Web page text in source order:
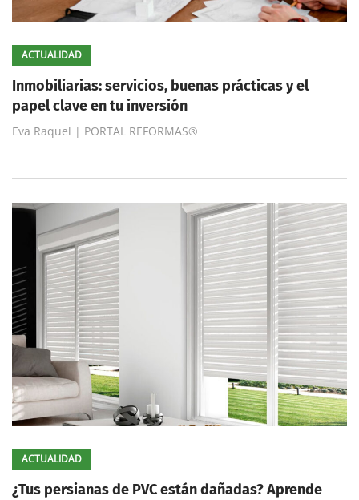
ACTUALIDAD
Inmobiliarias: servicios, buenas prácticas y el
papel clave en tu inversión
Eva Raquel | PORTAL REFORMAS®
ACTUALIDAD
¿Tus persianas de PVC están dañadas? Aprende